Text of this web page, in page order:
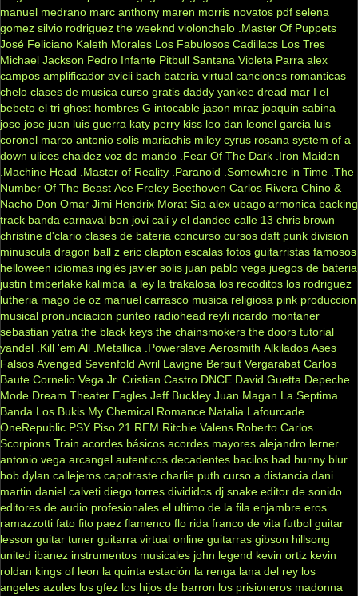
manuel medrano marc anthony maren morris novatos pdf selena
gomez silvio rodriguez the weeknd violonchelo .Master Of Puppets
José Feliciano Kaleth Morales Los Fabulosos Cadillacs Los Tres
Michael Jackson Pedro Infante Pitbull Santana Violeta Parra alex
campos amplificador avicii bach bateria virtual canciones romanticas
chelo clases de musica curso gratis daddy yankee dread mar I el
bebeto el tri ghost hombres G intocable jason mraz joaquin sabina
jose jose juan luis guerra katy perry kiss leo dan leonel garcia luis
coronel marco antonio solis mariachis miley cyrus rosana system of a
down ulices chaidez voz de mando .Fear Of The Dark .Iron Maiden
.Machine Head
.Master of Reality .Paranoid .Somewhere in Time .The
Number Of The Beast Ace Freley Beethoven Carlos Rivera Chino &
Nacho Don Omar Jimi Hendrix Morat Sia alex ubago armonica backing
track banda carnaval bon jovi cali y el dandee calle 13 chris brown
christine d'clario clases de bateria concurso cursos daft punk division
minuscula dragon ball z eric clapton escalas fotos guitarristas famosos
helloween idiomas inglés javier solis juan pablo vega juegos de bateria
justin timberlake kalimba la ley la trakalosa los recoditos los rodriguez
lutheria mago de oz manuel carrasco musica religiosa pink produccion
musical pronunciacion punteo radiohead reyli ricardo montaner
sebastian yatra the black keys the chainsmokers the doors tutorial
yandel .Kill 'em All .Metallica .Powerslave Aerosmith Alkilados Ases
Falsos Avenged Sevenfold Avril Lavigne Bersuit Vergarabat Carlos
Baute Cornelio Vega Jr. Cristian Castro DNCE David Guetta Depeche
Mode Dream Theater Eagles Jeff Buckley Juan Magan La Septima
Banda Los Bukis My Chemical Romance Natalia Lafourcade
OneRepublic PSY Piso 21 REM Ritchie Valens Roberto Carlos
Scorpions Train acordes básicos acordes mayores alejandro lerner
antonio vega arcangel autenticos decadentes bacilos bad bunny blur
bob dylan callejeros capotraste charlie puth curso a distancia dani
martin daniel calveti diego torres divididos dj snake editor de sonido
editores de audio profesionales el ultimo de la fila enjambre eros
ramazzotti fato fito paez flamenco flo rida franco de vita futbol guitar
lesson guitar tuner guitarra virtual online guitarras gibson hillsong
united ibanez instrumentos musicales john legend kevin ortiz kevin
roldan kings of leon la quinta estación la renga lana del rey los
angeles azules los gfez los hijos de barron los prisioneros madonna